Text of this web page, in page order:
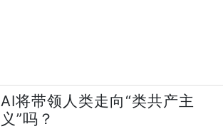
AI将带领人类走向“类共产主
义”吗？